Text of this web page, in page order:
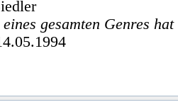
gesamten Genres hat